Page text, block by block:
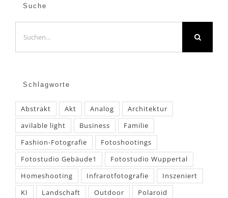
Suche
nach:
Schlagworte
Abstrakt Akt Analog
Architektur
avilable light
Business
Familie
Fashion-Fotografie
Fotoshootings
Fotostudio Gebäude1
Fotostudio Wuppertal
Homeshooting
Infrarotfotografie
Inszeniert
KI
Landschaft Outdoor
Polaroid